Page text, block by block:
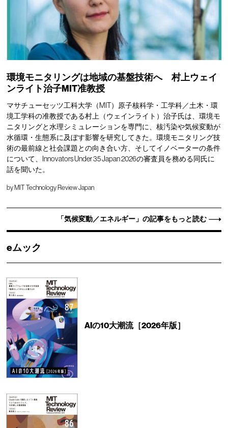
環境モニタリングは地域の基盤技術へ 村上ウェイ
ンライト治子MIT准教授
マサチューセッツ工科大学（MIT）原子核科学・工学科／土木・環
境工学科の准教授である村上（ウェインライト）治子氏は、環境モ
ニタリングと水理シミュレーションを専門に、核汚染や気候変動が
水循環・生態系に及ぼす影響を研究してきた。環境モニタリング技
術の最前線と社会課題との向き合い方、そしてイノベーターの条件
について、Innovators Under 35 Japan 2026の審査員を務める同氏に
話を聞いた。
byMIT Technology Review Japan
「気候変動／エネルギー」の記事をもっと読む
eムック
AIの10大潮流［2026年版］